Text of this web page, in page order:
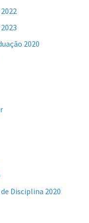
2020
Disciplina 2020